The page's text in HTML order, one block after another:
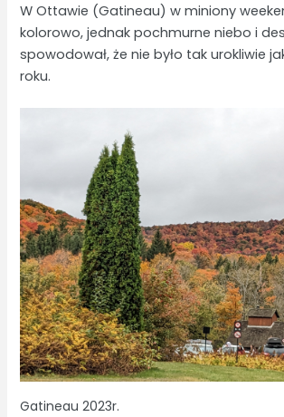
W Ottawie (Gatineau) w miniony
kolorowo, jednak pochmurne niebo i
spowodował, że nie było tak urokliwie
roku.
Gatineau 2023r.